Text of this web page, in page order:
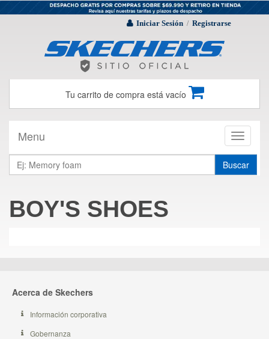
Iniciar Sesión / Registrarse
Tu carrito de compra está vacío
Toggle
Menu
Buscar
BOY'S SHOES
Acerca de Skechers
Información corporativa
Gobernanza